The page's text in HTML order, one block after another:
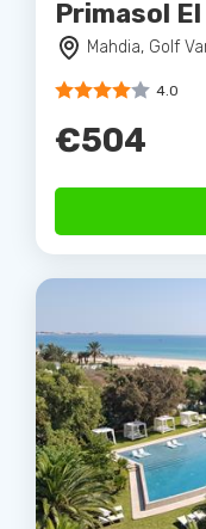
Primasol
Mahdia, Golf
4.0
€504